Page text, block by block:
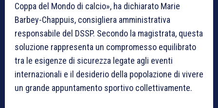
Coppa del Mondo di calcio», ha dichiarato Marie
Barbey-Chappuis, consigliera amministrativa
responsabile del DSSP. Secondo la magistrata, questa
soluzione rappresenta un compromesso equilibrato
tra le esigenze di sicurezza legate agli eventi
internazionali e il desiderio della popolazione di vivere
un grande appuntamento sportivo collettivamente.